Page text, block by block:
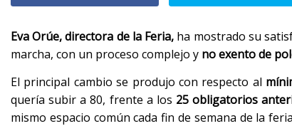
Eva Orúe, directora de la Feria, ha mostrado su
marcha, con un proceso complejo y no exento de
El principal cambio se produjo con respecto al
quería subir a 80, frente a los 25 obligatorios
mismo espacio común cada fin de semana de la